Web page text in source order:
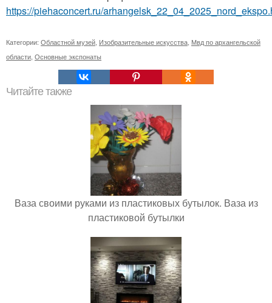
https://piehaconcert.ru/
Категории: Областной музей Изобразительные искусства Мвд по архангельской
области Основные экспонаты
Читайте также
Ваза своими руками из пластиковых бутылок. Ваза из
пластиковой бутылки